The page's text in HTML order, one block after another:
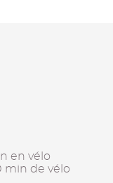
en vélo
min de vélo